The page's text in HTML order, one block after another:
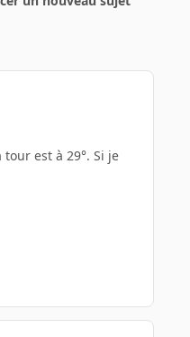
est à 29°. Si je